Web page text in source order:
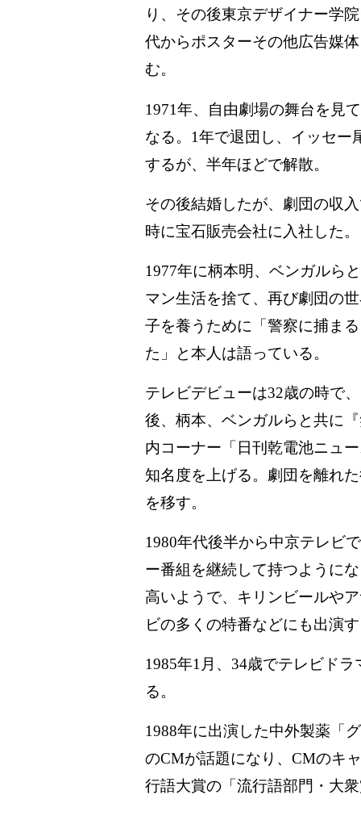
り、その後東京デザイナー学
代からポスターその他広告媒
む。
1971年、自由劇場の舞台を見
なる。1年で退団し、イッセー
するが、半年ほどで解散。
その後結婚したが、劇団の収
時に宝石販売会社に入社した。
1977年に柄本明、ベンガルら
マン生活を捨て、再び劇団の
子を養うために「警察に捕ま
た」と本人は語っている。
テレビデビューは32歳の時で
後、柄本、ベンガルらと共に
内コーナー「日刊乾電池ニュ
知名度を上げる。劇団を離れ
を移す。
1980年代後半から中京テレビ
ー番組を継続して持つように
高いようで、キリンビールや
ビの多くの特番などにも出演
1985年1月、34歳でテレビド
る。
1988年に出演した中外製薬「
のCMが話題になり、CMのキ
行語大賞の「流行語部門・大